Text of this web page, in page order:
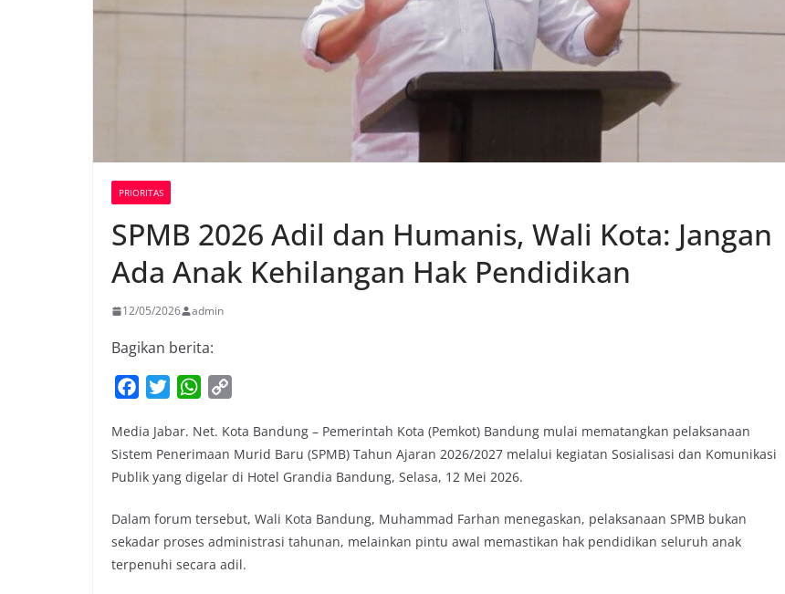
PRIORITAS
SPMB 2026 Adil dan Humanis, Wali Kota: Jangan
Ada Anak Kehilangan Hak Pendidikan
12/05/2026 admin
Bagikan berita:
c
e
b
o
k
i
t
t
r
W
a
t
s
p
p
p
y
L
n
k
Media Jabar. Net. Kota Bandung – Pemerintah Kota (Pemkot) Bandung mulai mematangkan pelaksanaan
Sistem Penerimaan Murid Baru (SPMB) Tahun Ajaran 2026/2027 melalui kegiatan Sosialisasi dan Komunikasi
Publik yang digelar di Hotel Grandia Bandung, Selasa, 12 Mei 2026.
Dalam forum tersebut, Wali Kota Bandung, Muhammad Farhan menegaskan, pelaksanaan SPMB bukan
sekadar proses administrasi tahunan, melainkan pintu awal memastikan hak pendidikan seluruh anak
terpenuhi secara adil.